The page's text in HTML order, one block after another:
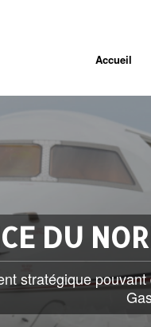
Accueil
DU
stratégique